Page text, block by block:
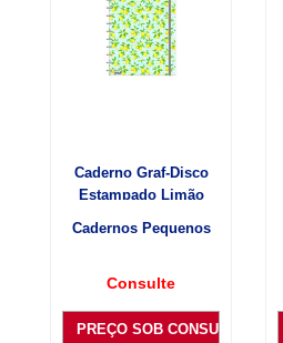
Caderno Graf-Disco
Estampado Limão
Cadernos Pequenos
Consulte
PREÇO SOB CONSULTA